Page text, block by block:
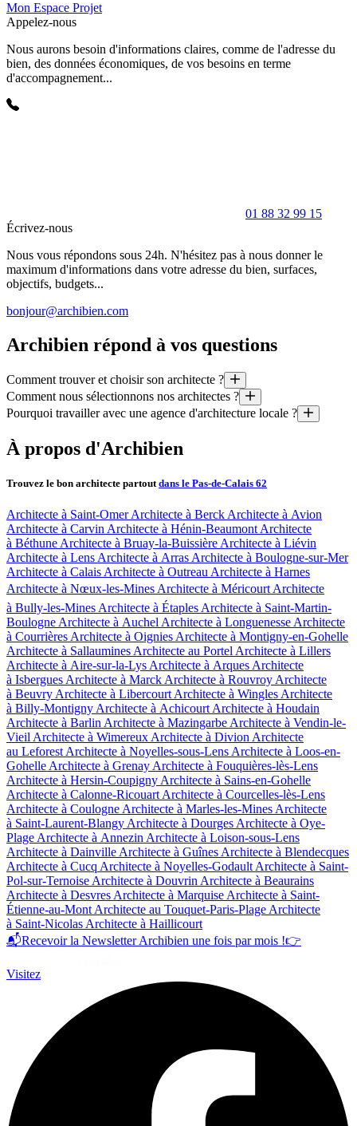
Mon Espace Projet
Appelez-nous
Nous aurons besoin d'informations claires, comme de l'adresse du
bien, des données économiques, de vos besoins en terme
d'accompagnement...
01 88 32 99 15
Écrivez-nous
Nous vous répondons sous 24h. N'hésitez pas à nous donner le
maximum d'informations dans votre adresse du bien, surfaces,
objectifs, budgets...
bonjour@archibien.com
Archibien répond à vos questions
Comment trouver et choisir son architecte ?
1. Définissons votre projet (espaces, style, budget, délais, etc)
2. Rencontrez 3 architectes sélectionnés spécialement pour vous
Pouvoir comparer et choisir, c’est tout l’intérêt d’Archibien
Nos appels d'offre vous permettent d'obtenir des esquisses conçues,
Comment nous sélectionnons nos architectes ?
Nous avons plusieurs critères pour choisir les architectes : ils
Pourquoi travailler avec une agence d'architecture locale ?
Parce qu’elle connaît les techniques de construction locales et
Parce qu’elle connaît les règlements d’urbanisme et vous fera
À propos d'Archibien
Trouvez le bon architecte partoutdans le Pas-de-Calais 62
Architecte à Saint-OmerArchitecte à BerckArchitecte à Avion
Architecte à CarvinArchitecte à Hénin-BeaumontArchitecte
à BéthuneArchitecte à Bruay-la-BuissièreArchitecte à Liévin
Architecte à LensArchitecte à ArrasArchitecte à Boulogne-sur-Mer
Architecte à CalaisArchitecte à OutreauArchitecte à Harnes
Architecte à Nœux-les-MinesArchitecte à MéricourtArchitecte
à Bully-les-MinesArchitecte à ÉtaplesArchitecte à Saint-Martin-
BoulogneArchitecte à AuchelArchitecte à LonguenesseArchitecte
à CourrièresArchitecte à OigniesArchitecte à Montigny-en-Gohelle
Architecte à SallauminesArchitecte au PortelArchitecte à Lillers
Architecte à Aire-sur-la-LysArchitecte à ArquesArchitecte
à IsberguesArchitecte à MarckArchitecte à RouvroyArchitecte
à BeuvryArchitecte à LibercourtArchitecte à WinglesArchitecte
à Billy-MontignyArchitecte à AchicourtArchitecte à Houdain
Architecte à BarlinArchitecte à MazingarbeArchitecte à Vendin-le-
VieilArchitecte à WimereuxArchitecte à DivionArchitecte
au LeforestArchitecte à Noyelles-sous-LensArchitecte à Loos-en-
GohelleArchitecte à GrenayArchitecte à Fouquières-lès-Lens
Architecte à Hersin-CoupignyArchitecte à Sains-en-Gohelle
Architecte à Calonne-RicouartArchitecte à Courcelles-lès-Lens
Architecte à CoulogneArchitecte à Marles-les-MinesArchitecte
à Saint-Laurent-BlangyArchitecte à DourgesArchitecte à Oye-
PlageArchitecte à AnnezinArchitecte à Loison-sous-Lens
Architecte à DainvilleArchitecte à GuînesArchitecte à Blendecques
Architecte à Cucq Architecte à Noyelles-GodaultArchitecte à Saint-
Pol-sur-TernoiseArchitecte à DouvrinArchitecte à Beaurains
Architecte à DesvresArchitecte à MarquiseArchitecte à Saint-
Étienne-au-MontArchitecte au Touquet-Paris-PlageArchitecte
à Saint-NicolasArchitecte à Haillicourt
📬Recevoir la Newsletter Archibien une fois par mois !👉
Visitez